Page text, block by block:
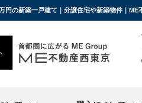
の新築一戸建て｜分譲住宅や新築物件｜ME